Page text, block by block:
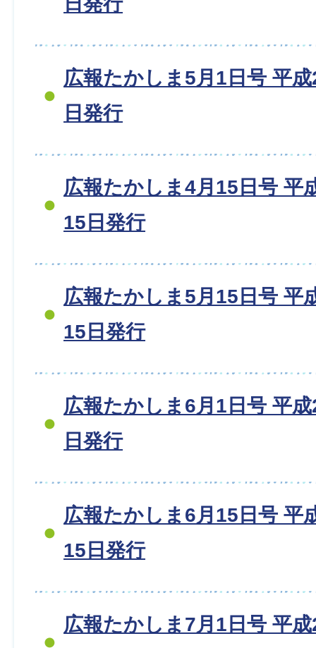
広報たかしま5月1日号 平
日発行
広報たかしま4月15日号 平
15日発行
広報たかしま5月15日号 平
15日発行
広報たかしま6月1日号 平
日発行
広報たかしま6月15日号 平
15日発行
広報たかしま7月1日号 平